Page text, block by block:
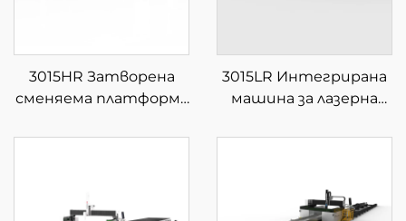
3015HR Затворена
сменяема платформа
лазерна рязка на
3015LR Интегрирана
машина за лазерна
тръби с единична